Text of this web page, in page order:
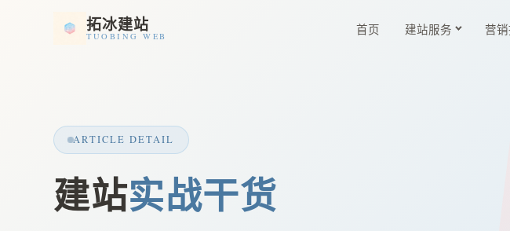
拓冰建站
TUOBING WEB 首页 建站服务 营
ARTICLE DETAIL
建站实战干货